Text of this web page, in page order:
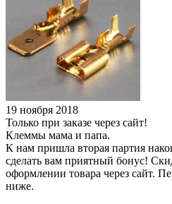
19 ноября 2018
Только при заказе через сайт!
Клеммы мама и папа.
К нам пришла вторая партия
сделать вам приятный бонус!
оформлении товара через сайт.
ниже.